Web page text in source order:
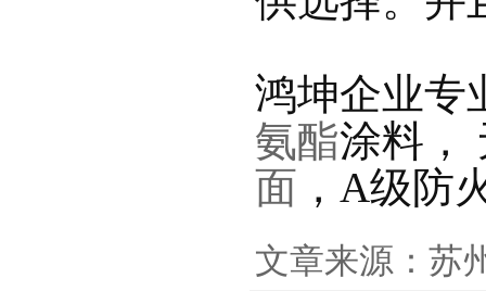
鸿坤企业专
氨酯涂料，
面 ，A级防
文章来源： 苏